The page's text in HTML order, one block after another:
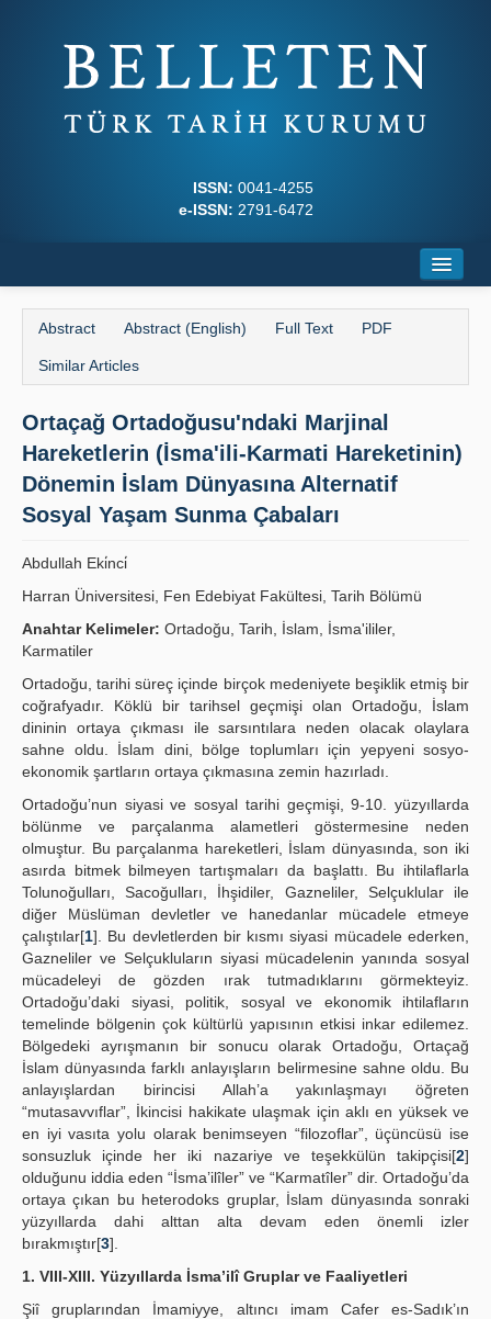
ISSN: 0041-4255
e-ISSN: 2791-6472
Journal Boards
Writing Rules
Principles
Publication Policies
Guidelines
Abstract Abstract (English) Full Text PDF
Similar Articles
Ortaçağ Ortadoğusu'ndaki Marjinal
Hareketlerin (İsma'ili-Karmati Hareketinin)
Dönemin İslam Dünyasına Alternatif
Sosyal Yaşam Sunma Çabaları
Abdullah Eki̇nci̇
Harran Üniversitesi, Fen Edebiyat Fakültesi, Tarih Bölümü
Anahtar Kelimeler: Ortadoğu, Tarih, İslam, İsma'ililer,
Karmatiler
Ortadoğu, tarihi süreç içinde birçok medeniyete beşiklik etmiş bir
coğrafyadır. Köklü bir tarihsel geçmişi olan Ortadoğu, İslam
dininin ortaya çıkması ile sarsıntılara neden olacak olaylara
sahne oldu. İslam dini, bölge toplumları için yepyeni sosyo-
ekonomik şartların ortaya çıkmasına zemin hazırladı.
Ortadoğu’nun siyasi ve sosyal tarihi geçmişi, 9-10. yüzyıllarda
bölünme ve parçalanma alametleri göstermesine neden
olmuştur. Bu parçalanma hareketleri, İslam dünyasında, son iki
asırda bitmek bilmeyen tartışmaları da başlattı. Bu ihtilaflarla
Tolunoğulları, Sacoğulları, İhşidiler, Gazneliler, Selçuklular ile
diğer Müslüman devletler ve hanedanlar mücadele etmeye
çalıştılar[1]. Bu devletlerden bir kısmı siyasi mücadele ederken,
Gazneliler ve Selçukluların siyasi mücadelenin yanında sosyal
mücadeleyi de gözden ırak tutmadıklarını görmekteyiz.
Ortadoğu’daki siyasi, politik, sosyal ve ekonomik ihtilafların
temelinde bölgenin çok kültürlü yapısının etkisi inkar edilemez.
Bölgedeki ayrışmanın bir sonucu olarak Ortadoğu, Ortaçağ
İslam dünyasında farklı anlayışların belirmesine sahne oldu. Bu
anlayışlardan birincisi Allah’a yakınlaşmayı öğreten
“mutasavvıflar”, İkincisi hakikate ulaşmak için aklı en yüksek ve
en iyi vasıta yolu olarak benimseyen “filozoflar”, üçüncüsü ise
sonsuzluk içinde her iki nazariye ve teşekkülün takipçisi[2]
olduğunu iddia eden “İsma’ilîler” ve “Karmatîler” dir. Ortadoğu’da
ortaya çıkan bu heterodoks gruplar, İslam dünyasında sonraki
yüzyıllarda dahi alttan alta devam eden önemli izler
bırakmıştır[3].
1. VIII-XIII. Yüzyıllarda İsma’ilî Gruplar ve Faaliyetleri
Şiî gruplarından İmamiyye, altıncı imam Cafer es-Sadık’ın